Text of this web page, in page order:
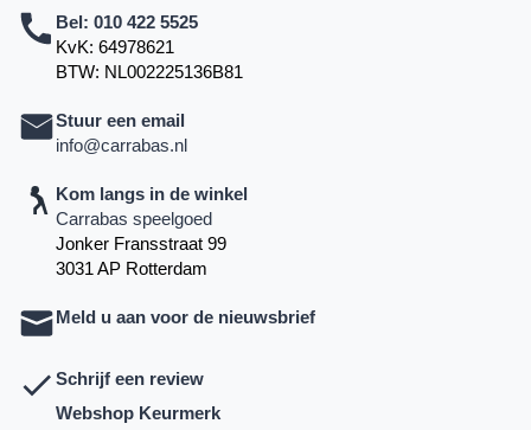
Bel: 010 422 5525
KvK: 64978621
BTW: NL002225136B81
Stuur een email
info@carrabas.nl
Kom langs in de winkel
Carrabas speelgoed
Jonker Fransstraat 99
3031 AP Rotterdam
Meld u aan voor de nieuwsbrief
Schrijf een review
Webshop Keurmerk